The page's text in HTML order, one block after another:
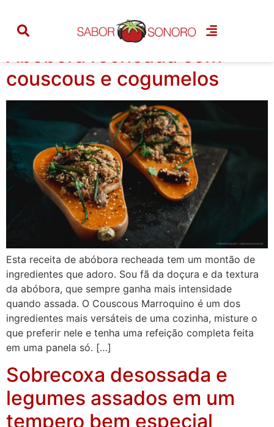
Categoria:receita
Abóbora recheada com
couscous e cogumelos
Esta receita de abóbora recheada tem um montão de
ingredientes que adoro. Sou fã da doçura e da textura
da abóbora, que sempre ganha mais intensidade
quando assada. O Couscous Marroquino é um dos
ingredientes mais versáteis de uma cozinha, misture o
que preferir nele e tenha uma refeição completa feita
em uma panela só. […]
Sobrecoxa desossada e
legumes assados em um
tempero bem especial